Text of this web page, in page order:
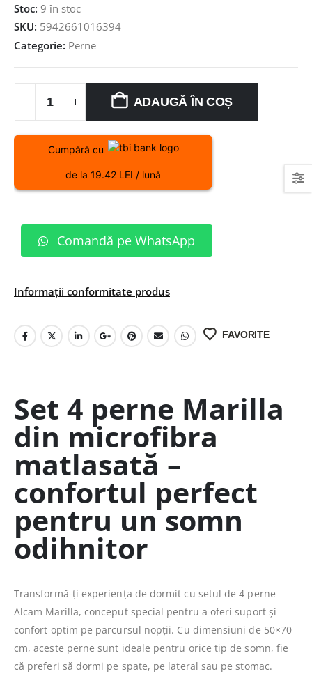
Stoc: 9 în stoc
SKU: 5942661016394
Categorie: Perne
ADAUGĂ ÎN COȘ
Cumpără cu
de la 19.42 LEI / lună
Comandă pe WhatsApp
Informații conformitate produs
FAVORITE
Set 4 perne Marilla
din microfibra
matlasată –
confortul perfect
pentru un somn
odihnitor
Transformă-ți experiența de dormit cu setul de 4 perne
Alcam Marilla, conceput special pentru a oferi suport și
confort optim pe parcursul nopții. Cu dimensiuni de 50×70
cm, aceste perne sunt ideale pentru orice tip de somn, fie
că preferi să dormi pe spate, pe lateral sau pe stomac.